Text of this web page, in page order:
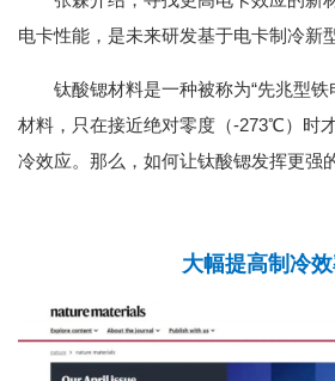
电卡性能，是未来研发基于电卡制冷新
钛酸锶材料是一种被称为“先兆型铁
材料，只在接近绝对零度（-273℃）时
冷效应。那么，如何让钛酸锶发挥更强
大幅提高制冷